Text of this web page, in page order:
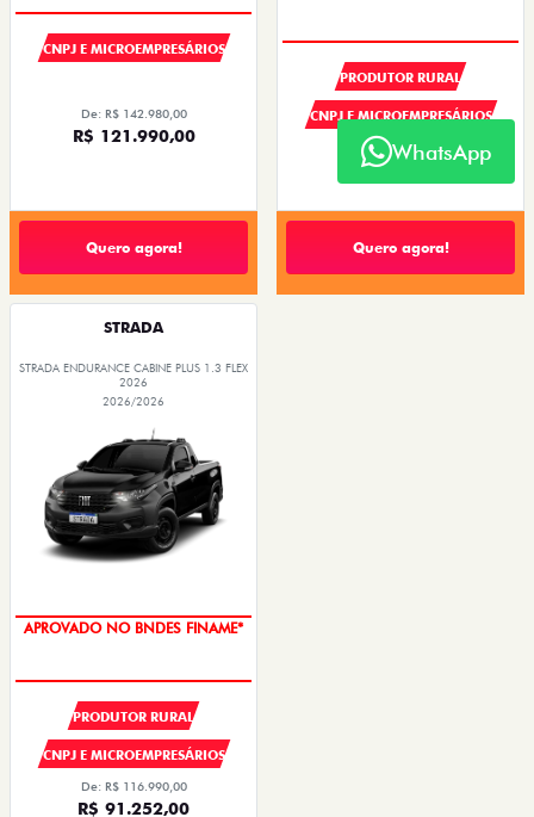
CNPJ E MICROEMPRESÁRIOS
De: R$ 142.980,00
R$ 121.990,00
Quero agora!
PRODUTOR RURAL
CNPJ E MICROEMPRESÁRIOS
De: R$ 290.490,00
R$ 235.296,00
Quero agora!
STRADA
STRADA ENDURANCE CABINE PLUS 1.3 FLEX
2026
2026/2026
APROVADO NO BNDES FINAME*
PRODUTOR RURAL
CNPJ E MICROEMPRESÁRIOS
De: R$ 116.990,00
R$ 91.252,00
WhatsApp